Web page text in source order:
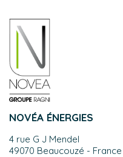
NOVÉA ÉNERGIES
4 rue G J Mendel
49070 Beaucouzé - France